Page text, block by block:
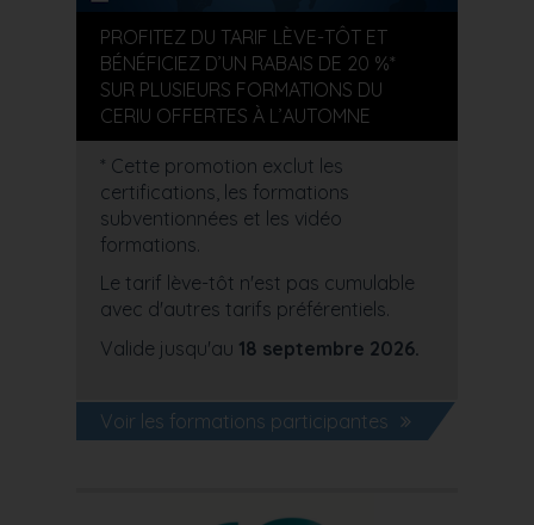
PROFITEZ DU TARIF LÈVE-TÔT ET
BÉNÉFICIEZ D’UN RABAIS DE 20 %*
SUR PLUSIEURS FORMATIONS DU
CERIU OFFERTES À L’AUTOMNE
* Cette promotion exclut les
certifications, les formations
subventionnées et les vidéo
formations.
Le tarif lève-tôt n'est pas cumulable
avec d'autres tarifs préférentiels.
Valide jusqu'au 18 septembre 2026.
Voir les formations participantes